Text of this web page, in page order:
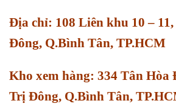
Địa chỉ: 108 Liên khu 10 –
Đông, Q.Bình Tân, TP.HCM
Kho xem hàng: 334 Tân Hòa
Trị Đông, Q.Bình Tân,